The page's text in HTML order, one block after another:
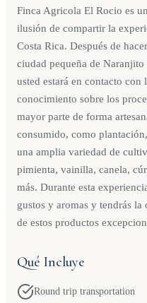
Finca Agricola El Rocio es
ilusión de compartir la
Costa Rica. Después de
ciudad pequeña de
usted estará en contacto
conocimiento sobre los
mayor parte de forma
consumido, como
una amplia variedad de
pimienta, vainilla, canela,
más. Durante esta
gustos y aromas y tendrás
de estos productos
Qué Incluye
Round trip transportation